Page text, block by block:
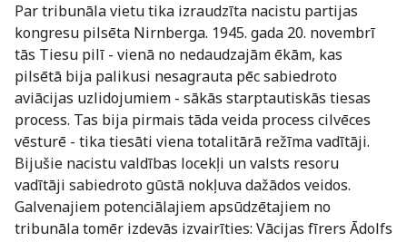
Par tribunāla vietu tika izraudzīta nacistu partijas
kongresu pilsēta Nirnberga. 1945. gada 20. novembrī
tās Tiesu pilī - vienā no nedaudzajām ēkām, kas
pilsētā bija palikusi nesagrauta pēc sabiedroto
aviācijas uzlidojumiem - sākās starptautiskās tiesas
process. Tas bija pirmais tāda veida process cilvēces
vēsturē - tika tiesāti viena totalitārā režīma vadītāji.
Bijušie nacistu valdības locekļi un valsts resoru
vadītāji sabiedroto gūstā nokļuva dažādos veidos.
Galvenajiem potenciālajiem apsūdzētajiem no
tribunāla tomēr izdevās izvairīties: Vācijas fīrers Ādolfs